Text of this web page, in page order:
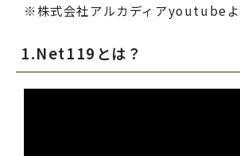
※株式会社アルカディアyoutubeよ
1.Net119とは？